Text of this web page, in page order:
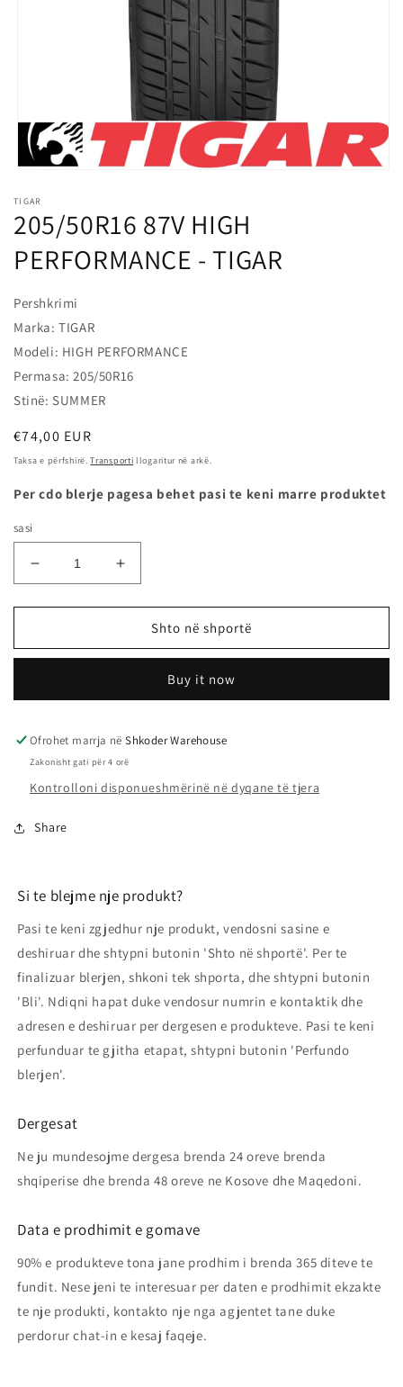
m
1
në
modalitet
TIGAR
205/50R16 87V HIGH
PERFORMANCE - TIGAR
Pershkrimi
Marka: TIGAR
Modeli: HIGH PERFORMANCE
Permasa: 205/50R16
Stinë: SUMMER
Çmimi
i
€74,00 EUR
Taksa e përfshirë.Transporti llogaritur në arkë.
Per cdo blerje pagesa behet pasi te keni marre produktet
sasi
Zvogëlo
sasinë
për
87V
-
Rrit
sasinë
për
205/50R16
87V
PERFORMANCE
-
Shto në shportë
Buy it now
Ofrohet marrja nëShkoder Warehouse
Zakonisht gati për 4 orë
Kontrolloni disponueshmërinë në dyqane të tjera
Share
Si te blejme nje produkt?
Pasi te keni zgjedhur nje produkt, vendosni sasine e
deshiruar dhe shtypni butonin 'Shto në shportë'. Per te
finalizuar blerjen, shkoni tek shporta, dhe shtypni butonin
'Bli'. Ndiqni hapat duke vendosur numrin e kontaktik dhe
adresen e deshiruar per dergesen e produkteve. Pasi te keni
perfunduar te gjitha etapat, shtypni butonin 'Perfundo
blerjen'.
Dergesat
Ne ju mundesojme dergesa brenda 24 oreve brenda
shqiperise dhe brenda 48 oreve ne Kosove dhe Maqedoni.
Data e prodhimit e gomave
90% e produkteve tona jane prodhim i brenda 365 diteve te
fundit. Nese jeni te interesuar per daten e prodhimit ekzakte
te nje produkti, kontakto nje nga agjentet tane duke
perdorur chat-in e kesaj faqeje.